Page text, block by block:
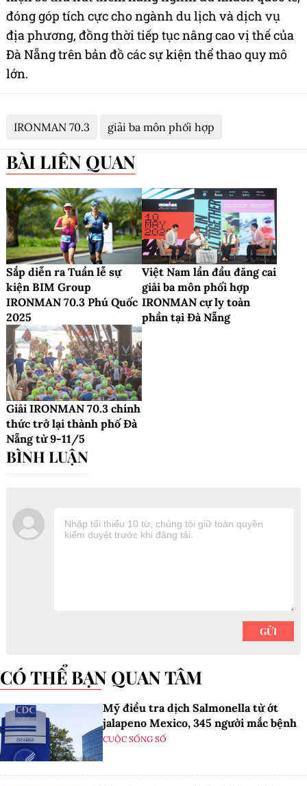
đóng góp tích cực cho ngành du lịch và dịch vụ
địa phương, đồng thời tiếp tục nâng cao vị thế của
Đà Nẵng trên bản đồ các sự kiện thể thao quy mô
lớn.
IRONMAN 70.3 giải ba môn phối hợp
BÀI LIÊN QUAN
Sắp diễn ra Tuần lễ sự
kiện BIM Group
IRONMAN 70.3 Phú Quốc
2025
Việt Nam lần đầu đăng cai
giải ba môn phối hợp
IRONMAN cự ly toàn
phần tại Đà Nẵng
Giải IRONMAN 70.3 chính
thức trở lại thành phố Đà
Nẵng từ 9-11/5
CÓ THỂ BẠN QUAN TÂM
Mỹ điều tra dịch Salmonella từ ớt
jalapeno Mexico, 345 người mắc bệnh
CUỘC SỐNG SỐ